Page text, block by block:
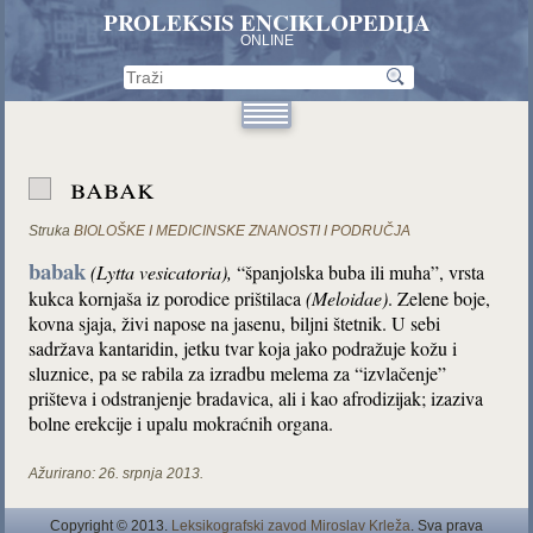
PROLEKSIS ENCIKLOPEDIJA
ONLINE
babak
Struka BIOLOŠKE I MEDICINSKE ZNANOSTI I PODRUČJA
babak (Lytta vesicatoria), “španjolska buba ili muha”, vrsta
kukca kornjaša iz porodice prištilaca(Meloidae). Zelene boje,
kovna sjaja, živi napose na jasenu, biljni štetnik. U sebi
sadržava kantaridin, jetku tvar koja jako podražuje kožu i
sluznice, pa se rabila za izradbu melema za “izvlačenje”
prišteva i odstranjenje bradavica, ali i kao afrodizijak; izaziva
bolne erekcije i upalu mokraćnih organa.
Ažurirano: 26. srpnja 2013.
Copyright © 2013. Leksikografski zavod Miroslav Krleža. Sva prava